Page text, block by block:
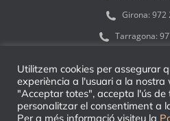
Girona: 972
Tarragona:
Utilitzem cookies per assegurar
experiència a l'usuari a la nostra
"Acceptar totes", accepta l'ús de
personalitzar el consentiment a
Per a més informació visiteu la